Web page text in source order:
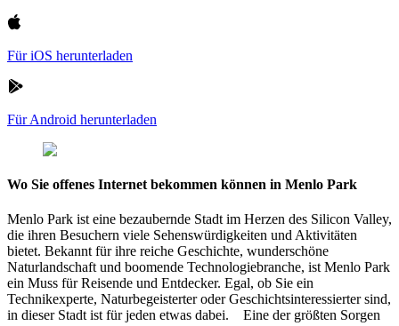
Für iOS herunterladen
Für Android herunterladen
Wo Sie offenes Internet bekommen können in Menlo Park
Menlo Park ist eine bezaubernde Stadt im Herzen des Silicon Valley,
die ihren Besuchern viele Sehenswürdigkeiten und Aktivitäten
bietet. Bekannt für ihre reiche Geschichte, wunderschöne
Naturlandschaft und boomende Technologiebranche, ist Menlo Park
ein Muss für Reisende und Entdecker. Egal, ob Sie ein
Technikexperte, Naturbegeisterter oder Geschichtsinteressierter sind,
in dieser Stadt ist für jeden etwas dabei. Eine der größten Sorgen